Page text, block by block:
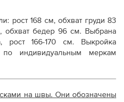
рост 168 см, обхват груди 83
обхват бедер 96 см. Выбрана
рост 166-170 см. Выкройка
индивидуальным меркам
на швы. Они обозначены